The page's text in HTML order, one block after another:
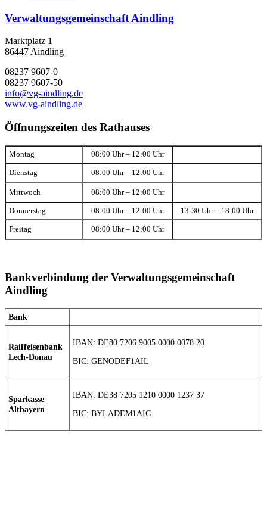
Verwaltungsgemeinschaft Aindling
Marktplatz 1
86447 Aindling
08237 9607-0
08237 9607-50
info@vg-aindling.de
www.vg-aindling.de
Öffnungszeiten des Rathauses
Montag 08:00 Uhr – 12:00 Uhr
Dienstag 08:00 Uhr – 12:00 Uhr
Mittwoch 08:00 Uhr – 12:00 Uhr
Donnerstag 08:00 Uhr – 12:00 Uhr 13:30 Uhr – 18:00 Uhr
Freitag 08:00 Uhr – 12:00 Uhr
Bankverbindung der Verwaltungsgemeinschaft
Aindling
Bank
Raiffeisenbank
Lech-Donau
IBAN: DE80 7206 9005 0000 0078 20
BIC: GENODEF1AIL
Sparkasse
Altbayern
IBAN: DE38 7205 1210 0000 1237 37
BIC: BYLADEM1AIC